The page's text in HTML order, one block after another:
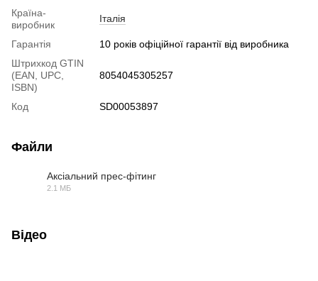
Країна-
виробник
Італія
Гарантія
10 років офіційної гарантії від виробника
Штрихкод GTIN
(EAN, UPC,
ISBN)
8054045305257
Код SD00053897
Файли
Аксіальний прес-фітинг
2.1 МБ
Відео